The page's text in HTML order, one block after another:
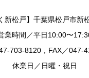
新松戸】千葉県松戸市新
業時間／平日10:00〜
703-8120，FAX／047-
休業日／日曜・祝日